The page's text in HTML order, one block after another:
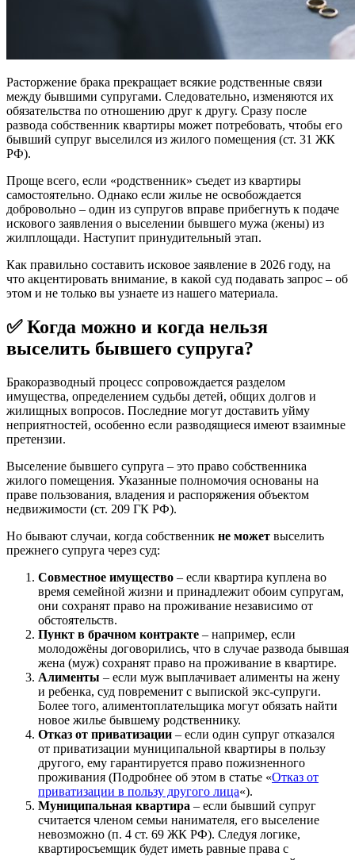
Расторжение брака прекращает всякие родственные связи
между бывшими супругами. Следовательно, изменяются их
обязательства по отношению друг к другу. Сразу после
развода собственник квартиры может потребовать, чтобы его
бывший супруг выселился из жилого помещения (ст. 31 ЖК
РФ).
Проще всего, если «родственник» съедет из квартиры
самостоятельно. Однако если жилье не освобождается
добровольно – один из супругов вправе прибегнуть к подаче
искового заявления о выселении бывшего мужа (жены) из
жилплощади. Наступит принудительный этап.
Как правильно составить исковое заявление в 2026 году, на
что акцентировать внимание, в какой суд подавать запрос – об
этом и не только вы узнаете из нашего материала.
✅ Когда можно и когда нельзя
выселить бывшего супруга?
Бракоразводный процесс сопровождается разделом
имущества, определением судьбы детей, общих долгов и
жилищных вопросов. Последние могут доставить уйму
неприятностей, особенно если разводящиеся имеют взаимные
претензии.
Выселение бывшего супруга – это право собственника
жилого помещения. Указанные полномочия основаны на
праве пользования, владения и распоряжения объектом
недвижимости (ст. 209 ГК РФ).
Но бывают случаи, когда собственник не может выселить
прежнего супруга через суд:
Совместное имущество – если квартира куплена во
время семейной жизни и принадлежит обоим супругам,
они сохранят право на проживание независимо от
обстоятельств.
Пункт в брачном контракте – например, если
молодожёны договорились, что в случае развода бывшая
жена (муж) сохранят право на проживание в квартире.
Алименты – если муж выплачивает алименты на жену
и ребенка, суд повременит с выпиской экс-супруги.
Более того, алиментоплательщика могут обязать найти
новое жилье бывшему родственнику.
Отказ от приватизации – если один супруг отказался
от приватизации муниципальной квартиры в пользу
другого, ему гарантируется право пожизненного
проживания (Подробнее об этом в статье «Отказ от
приватизации в пользу другого лица«).
Муниципальная квартира – если бывший супруг
считается членом семьи нанимателя, его выселение
невозможно (п. 4 ст. 69 ЖК РФ). Следуя логике,
квартиросъемщик будет иметь равные права с